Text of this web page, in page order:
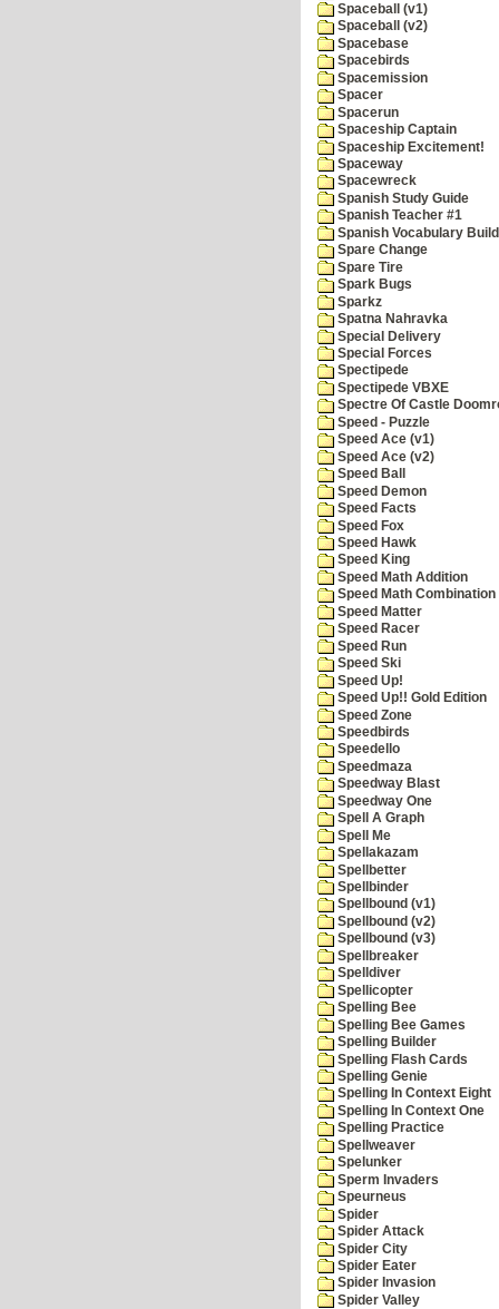
Spaceball (v1)
Spaceball (v2)
Spacebase
Spacebirds
Spacemission
Spacer
Spacerun
Spaceship Captain
Spaceship Excitement!
Spaceway
Spacewreck
Spanish Study Guide
Spanish Teacher #1
Spanish Vocabulary
Spare Change
Spare Tire
Spark Bugs
Sparkz
Spatna Nahravka
Special Delivery
Special Forces
Spectipede
Spectipede VBXE
Spectre Of Castle
Speed - Puzzle
Speed Ace (v1)
Speed Ace (v2)
Speed Ball
Speed Demon
Speed Facts
Speed Fox
Speed Hawk
Speed King
Speed Math Addition
Speed Math Combination
Speed Matter
Speed Racer
Speed Run
Speed Ski
Speed Up!
Speed Up!! Gold Edition
Speed Zone
Speedbirds
Speedello
Speedmaza
Speedway Blast
Speedway One
Spell A Graph
Spell Me
Spellakazam
Spellbetter
Spellbinder
Spellbound (v1)
Spellbound (v2)
Spellbound (v3)
Spellbreaker
Spelldiver
Spellicopter
Spelling Bee
Spelling Bee Games
Spelling Builder
Spelling Flash Cards
Spelling Genie
Spelling In Context Eight
Spelling In Context One
Spelling Practice
Spellweaver
Spelunker
Sperm Invaders
Speurneus
Spider
Spider Attack
Spider City
Spider Eater
Spider Invasion
Spider Valley